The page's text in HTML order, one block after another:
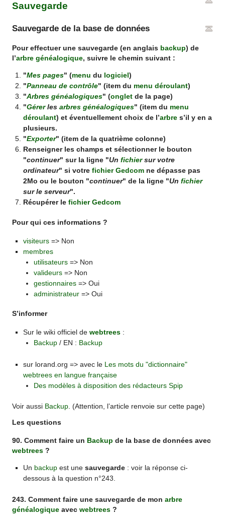
Sauvegarde
Sauvegarde de la base de données
Pour effectuer une sauvegarde (en anglais backup) de
l’arbre généalogique, suivre le chemin suivant :
"Mes pages" (menu du logiciel)
"Panneau de contrôle" (item du menu déroulant)
"Arbres généalogiques" (ongletde la page)
"Gérerles arbres généalogiques" (item du menu
déroulant) et éventuellement choix de l’arbres’il y en a
plusieurs.
"Exporter" (item de la quatrième colonne)
Renseigner les champs et sélectionner le bouton
"continuer" sur la ligne "Un fichiersur votre
ordinateur" si votre fichier Gedcomne dépasse pas
2Mo ou le bouton "continuer" de la ligne "Un fichier
sur le serveur".
Récupérer le fichier Gedcom
Pour qui ces informations ?
visiteurs=> Non
membres
utilisateurs => Non
valideurs => Non
gestionnaires => Oui
administrateur => Oui
S’informer
Sur le wiki officiel de webtrees:
Backup / EN : Backup
sur lorand.org => avec le Les mots du "dictionnaire"
webtrees en langue française
Des modèles à disposition des rédacteurs Spip
Voir aussi Backup. (Attention, l’article renvoie sur cette page)
Les questions
90. Comment faire un Backup de la base de données avec
webtrees ?
Un backupest une sauvegarde: voir la réponse ci-
dessous à la question n°243.
243. Comment faire une sauvegarde de monarbre
généalogique avecwebtrees ?